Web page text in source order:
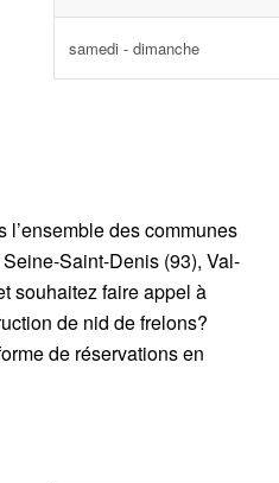
samedi - dimanche
des communes
Seine-Saint-Denis (93), Val-
souhaitez faire appel à
de nid de frelons?
de réservations en